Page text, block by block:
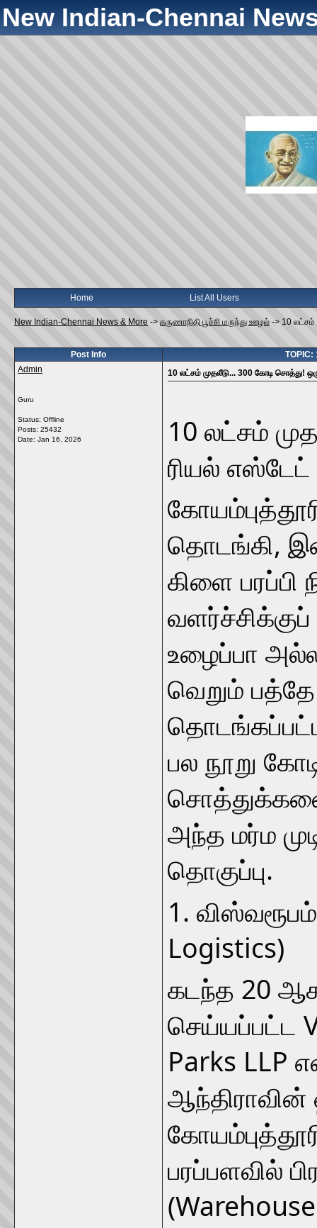
New Indian-Chennai
Home List All Users
New Indian-Chennai News & More -> கருணாநிதி பூச்சி மருந்து ஊழல் -> 10 லட்சம்
Post Info
TOPIC:
Admin
Guru
Status: Offline
Posts: 25432
Date: Jan 16, 2026
10 லட்சம் முதலீடு... 300 கோடி சொத்து!
10 லட்சம்
ரியல்
தொடங்கி,
கிளை பரப்பி
உழைப்பா
வெறும்
பல நூறு
அந்த மர்ம
தொகுப்பு.
1.
Logistics)
கடந்த 20
செய்யப்பட்ட
Parks LLP
ஆந்திராவின்
பரப்பளவில்